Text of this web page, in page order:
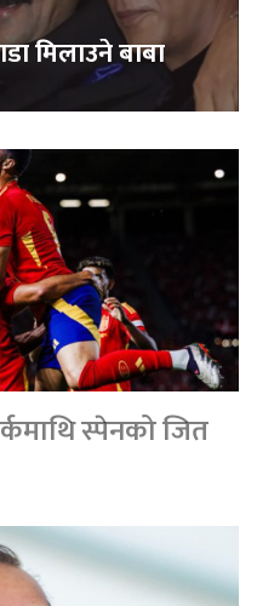
मिलाउने बाबा
स्पेनको जित